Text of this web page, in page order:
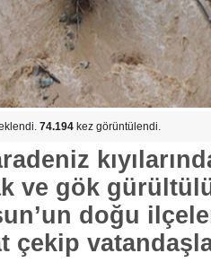
74.194 kez görüntülendi.
ve gök
doğu
çekip